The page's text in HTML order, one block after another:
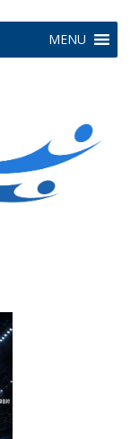
MENU